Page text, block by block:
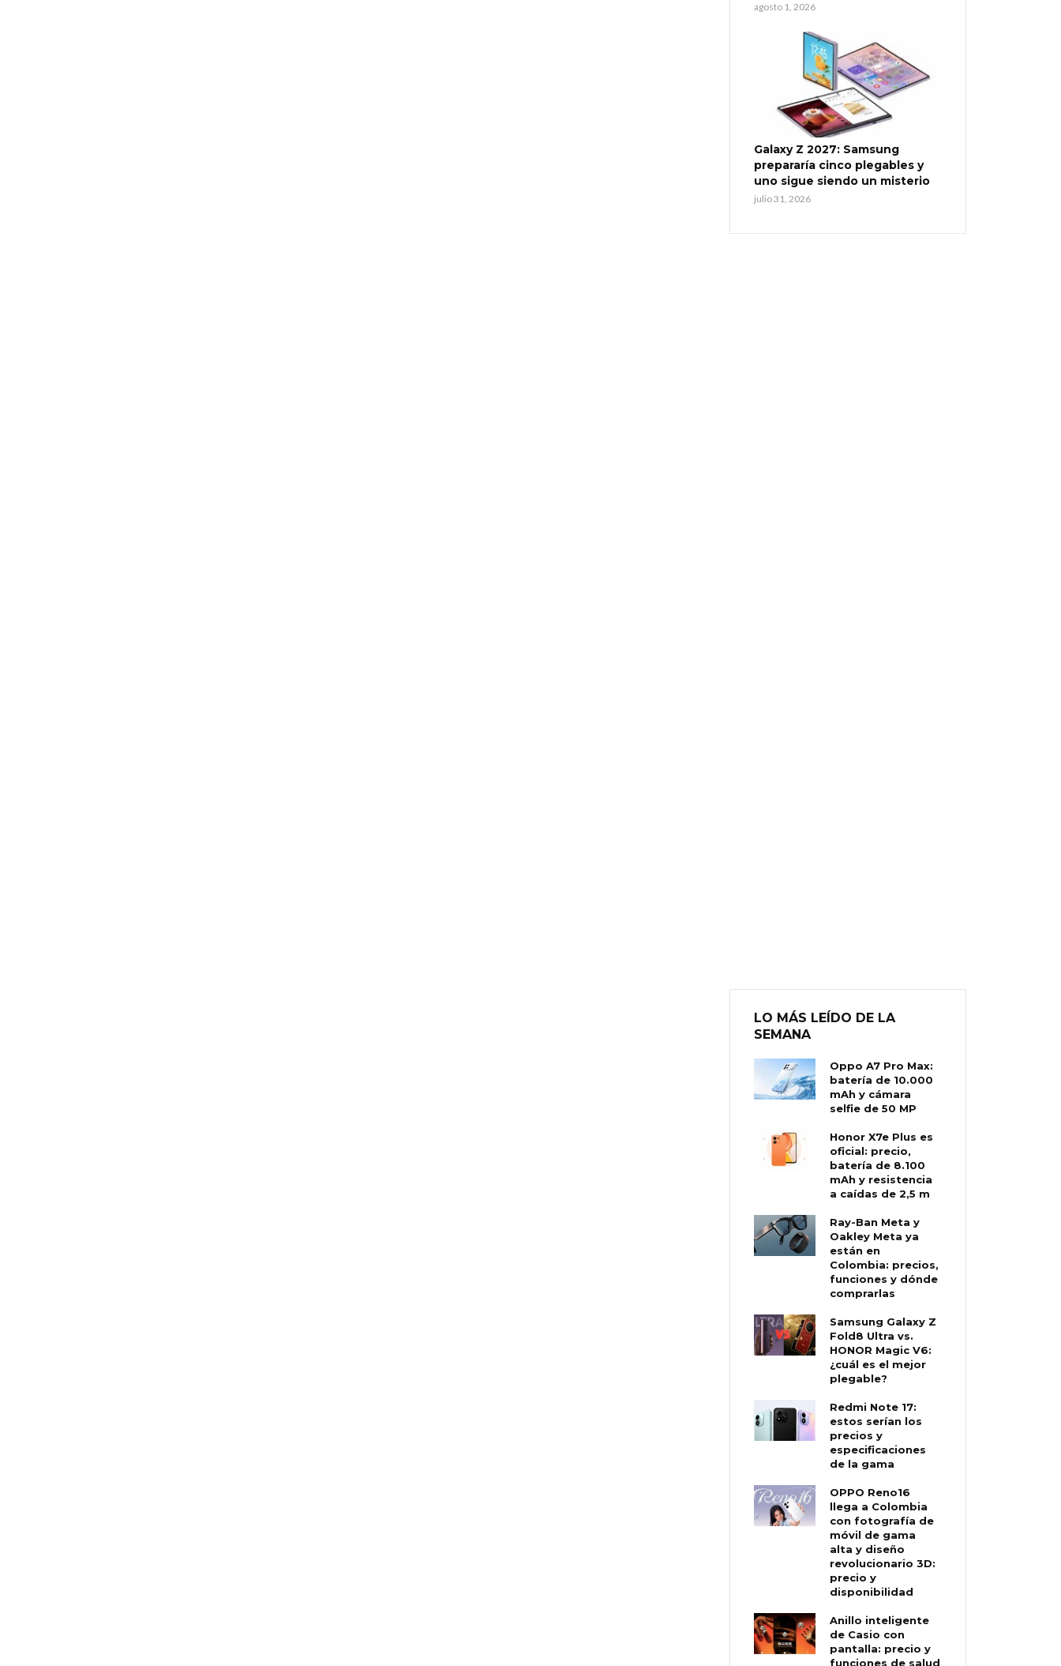
agosto 1, 2026
Galaxy Z 2027: Samsung
prepararía cinco plegables y
uno sigue siendo un misterio
julio 31, 2026
LO MÁS LEÍDO DE LA
SEMANA
Oppo A7 Pro Max:
batería de 10.000
mAh y cámara
selfie de 50 MP
Honor X7e Plus es
oficial: precio,
batería de 8.100
mAh y resistencia
a caídas de 2,5 m
Ray-Ban Meta y
Oakley Meta ya
están en
Colombia: precios,
funciones y dónde
comprarlas
Samsung Galaxy Z
Fold8 Ultra vs.
HONOR Magic V6:
¿cuál es el mejor
plegable?
Redmi Note 17:
estos serían los
precios y
especificaciones
de la gama
OPPO Reno16
llega a Colombia
con fotografía de
móvil de gama
alta y diseño
revolucionario 3D:
precio y
disponibilidad
Anillo inteligente
de Casio con
pantalla: precio y
funciones de salud